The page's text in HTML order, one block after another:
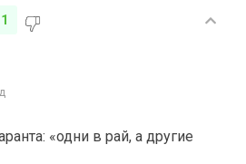
1
«одни в рай, а другие